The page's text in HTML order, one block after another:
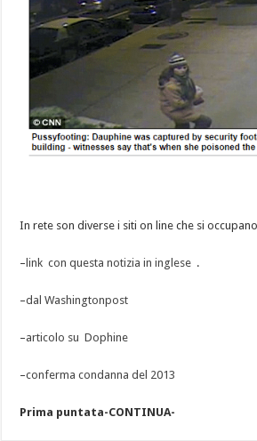
In rete son diverse i siti on line che si
– link con questa notizia in inglese .
–dal Washingtonpost
–articolo su Dophine
–conferma condanna del 2013
Prima puntata-CONTINUA-